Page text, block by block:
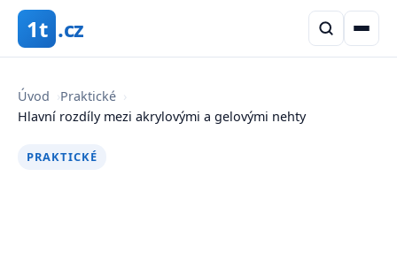
1t .cz
Úvod ›Praktické ›
Hlavní rozdíly mezi akrylovými a gelovými nehty
PRAKTICKÉ